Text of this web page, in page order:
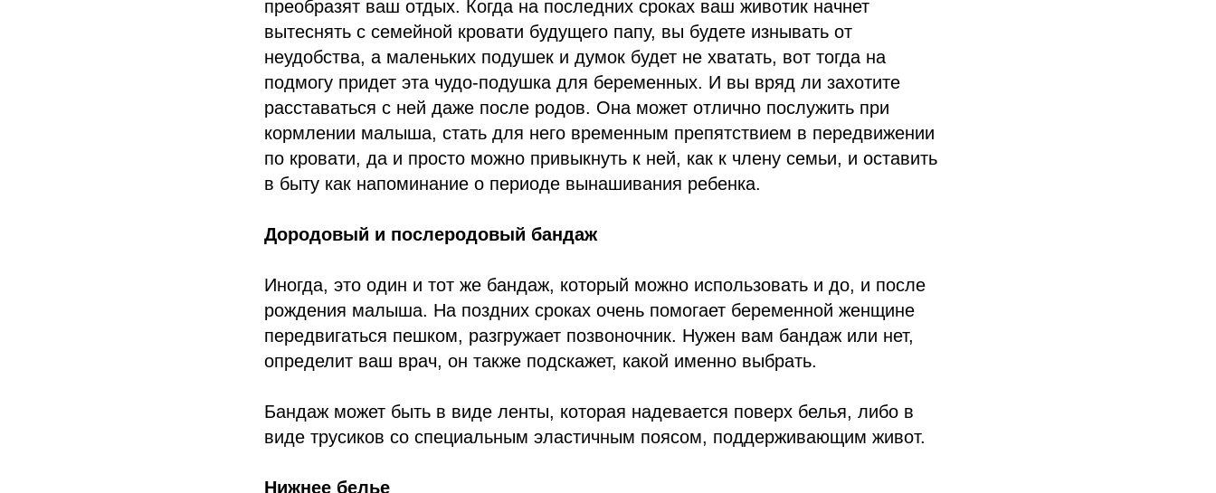
преобразят ваш отдых. Когда на последних сроках ваш животик начнет
вытеснять с семейной кровати будущего папу, вы будете изнывать от
неудобства, а маленьких подушек и думок будет не хватать, вот тогда на
подмогу придет эта чудо-подушка для беременных. И вы вряд ли захотите
расставаться с ней даже после родов. Она может отлично послужить при
кормлении малыша, стать для него временным препятствием в передвижении
по кровати, да и просто можно привыкнуть к ней, как к члену семьи, и оставить
в быту как напоминание о периоде вынашивания ребенка.
Дородовый и послеродовый бандаж
Иногда, это один и тот же бандаж, который можно использовать и до, и после
рождения малыша. На поздних сроках очень помогает беременной женщине
передвигаться пешком, разгружает позвоночник. Нужен вам бандаж или нет,
определит ваш врач, он также подскажет, какой именно выбрать.
Бандаж может быть в виде ленты, которая надевается поверх белья, либо в
виде трусиков со специальным эластичным поясом, поддерживающим живот.
Нижнее белье